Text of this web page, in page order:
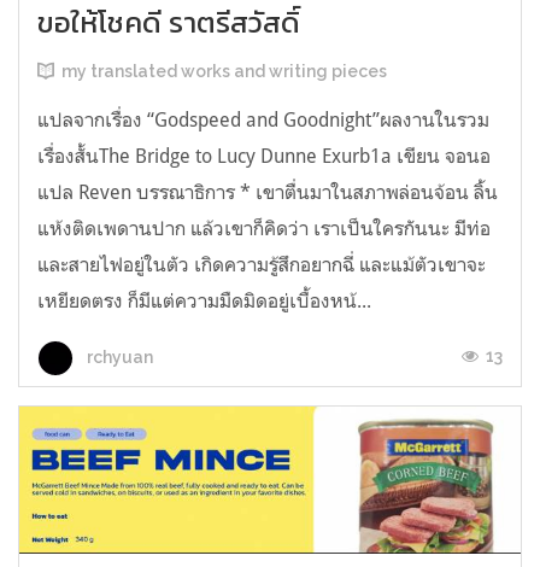
ขอให้โชคดี ราตรีสวัสดิ์
my translated works and writing pieces
แปลจากเรื่อง “Godspeed and Goodnight”ผลงานในรวม
เรื่องสั้นThe Bridge to Lucy Dunne Exurb1a เขียน จอนอ
แปล Reven บรรณาธิการ * เขาตื่นมาในสภาพล่อนจ้อน ลิ้น
แห้งติดเพดานปาก แล้วเขาก็คิดว่า เราเป็นใครกันนะ มีท่อ
และสายไฟอยู่ในตัว เกิดความรู้สึกอยากฉี่ และแม้ตัวเขาจะ
เหยียดตรง ก็มีแต่ความมืดมิดอยู่เบื้องหน้...
rchyuan 13